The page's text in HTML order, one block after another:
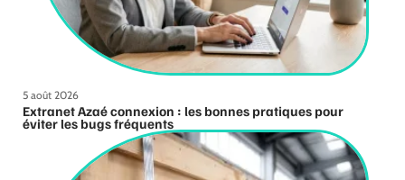
5 août 2026
Extranet Azaé connexion : les bonnes pratiques pour
éviter les bugs fréquents